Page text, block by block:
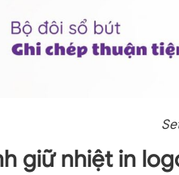
giữ nhiệt in